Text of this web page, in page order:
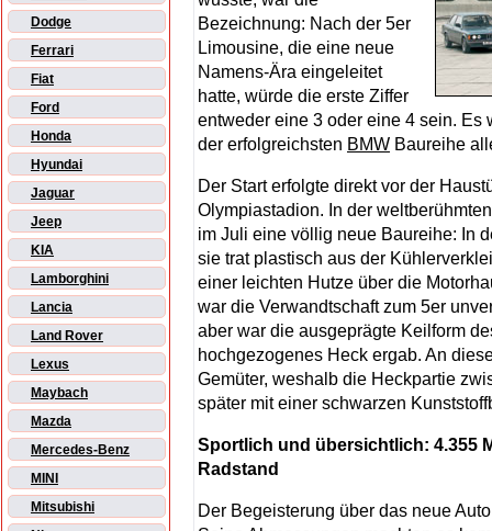
Dodge
Ferrari
Fiat
Ford
Honda
Hyundai
Jaguar
Jeep
KIA
Lamborghini
Lancia
Land Rover
Lexus
Maybach
Mazda
Mercedes-Benz
MINI
Mitsubishi
Bezeichnung: Nach der 5er
Limousine, die eine neue
Namens-Ära eingeleitet
hatte, würde die erste Ziffer
entweder eine 3 oder eine 4 sein. Es
der erfolgreichsten BMW Baureihe
Der Start erfolgte direkt vor der
Olympiastadion. In der
im Juli eine völlig neue Baureihe: In
sie trat plastisch aus der
einer leichten Hutze über die
war die Verwandtschaft zum 5er
aber war die ausgeprägte Keilform
hochgezogenes Heck ergab. An
Gemüter, weshalb die Heckpartie
später mit einer schwarzen
Sportlich und übersichtlich: 4.355
Radstand
Der Begeisterung über das neue